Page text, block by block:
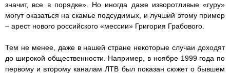
значит, все в порядке». Но иногда даже изворотливые «гуру»
могут оказаться на скамье подсудимых, и лучший этому пример
– арест нового российского «мессии» Григория Грабового.
Тем не менее, даже в нашей стране некоторые случаи доходят
до широкой общественности. Например, в ноябре 1999 года по
первому и второму каналам ЛТВ был показан сюжет о бывшем